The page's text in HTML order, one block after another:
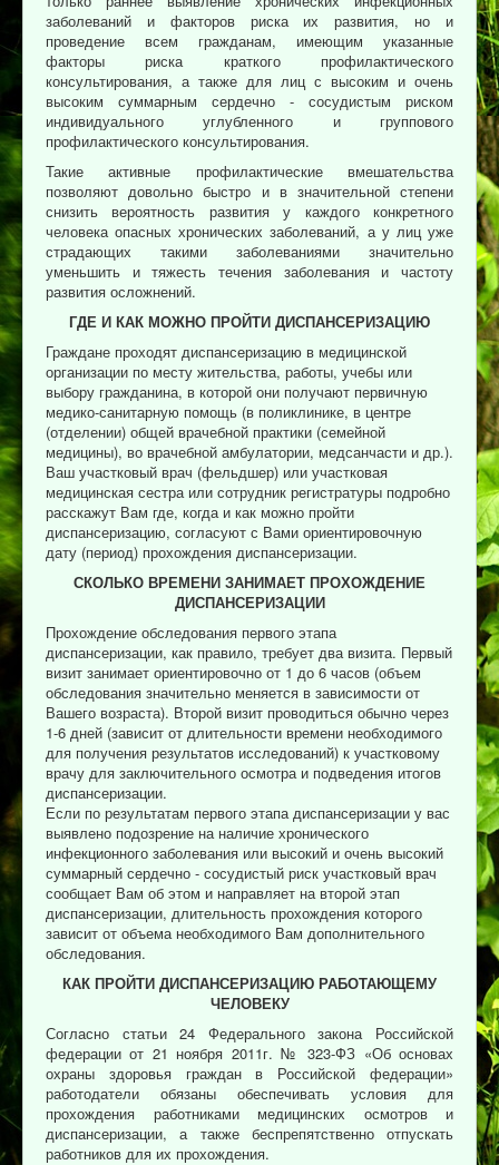
заболеваний и факторов риска их развития, но и
проведение всем гражданам, имеющим указанные
факторы риска краткого профилактического
консультирования, а также для лиц с высоким и очень
высоким суммарным сердечно - сосудистым риском
индивидуального углубленного и группового
профилактического консультирования.
Такие активные профилактические вмешательства
позволяют довольно быстро и в значительной степени
снизить вероятность развития у каждого конкретного
человека опасных хронических заболеваний, а у лиц уже
страдающих такими заболеваниями значительно
уменьшить и тяжесть течения заболевания и частоту
развития осложнений.
ГДЕ И КАК МОЖНО ПРОЙТИ ДИСПАНСЕРИЗАЦИЮ
Граждане проходят диспансеризацию в медицинской
организации по месту жительства, работы, учебы или
выбору гражданина, в которой они получают первичную
медико-санитарную помощь (в поликлинике, в центре
(отделении) общей врачебной практики (семейной
медицины), во врачебной амбулатории, медсанчасти и др.).
Ваш участковый врач (фельдшер) или участковая
медицинская сестра или сотрудник регистратуры подробно
расскажут Вам где, когда и как можно пройти
диспансеризацию, согласуют с Вами ориентировочную
дату (период) прохождения диспансеризации.
СКОЛЬКО ВРЕМЕНИ ЗАНИМАЕТ ПРОХОЖДЕНИЕ
ДИСПАНСЕРИЗАЦИИ
Прохождение обследования первого этапа
диспансеризации, как правило, требует два визита. Первый
визит занимает ориентировочно от 1 до 6 часов (объем
обследования значительно меняется в зависимости от
Вашего возраста). Второй визит проводиться обычно через
1-6 дней (зависит от длительности времени необходимого
для получения результатов исследований) к участковому
врачу для заключительного осмотра и подведения итогов
диспансеризации.
Если по результатам первого этапа диспансеризации у вас
выявлено подозрение на наличие хронического
инфекционного заболевания или высокий и очень высокий
суммарный сердечно - сосудистый риск участковый врач
сообщает Вам об этом и направляет на второй этап
диспансеризации, длительность прохождения которого
зависит от объема необходимого Вам дополнительного
обследования.
КАК ПРОЙТИ ДИСПАНСЕРИЗАЦИЮ РАБОТАЮЩЕМУ
ЧЕЛОВЕКУ
Согласно статьи 24 Федерального закона Российской
федерации от 21 ноября 2011г. № 323-ФЗ «Об основах
охраны здоровья граждан в Российской федерации»
работодатели обязаны обеспечивать условия для
прохождения работниками медицинских осмотров и
диспансеризации, а также беспрепятственно отпускать
работников для их прохождения.